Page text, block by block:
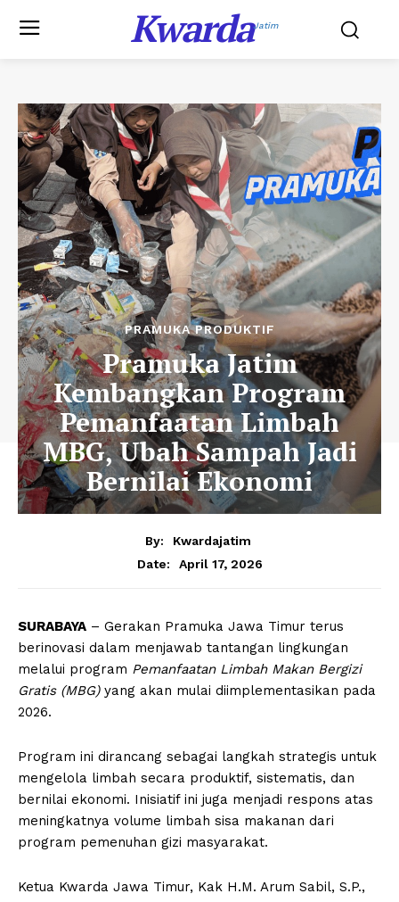
KwardaJatim
PRAMUKA PRODUKTIF
Pramuka Jatim
Kembangkan Program
Pemanfaatan Limbah
MBG, Ubah Sampah Jadi
Bernilai Ekonomi
By:
Kwardajatim
Date:
April 17, 2026
SURABAYA – Gerakan Pramuka Jawa Timur terus
berinovasi dalam menjawab tantangan lingkungan
melalui program Pemanfaatan Limbah Makan Bergizi
Gratis (MBG)yang akan mulai diimplementasikan pada
2026.
Program ini dirancang sebagai langkah strategis untuk
mengelola limbah secara produktif, sistematis, dan
bernilai ekonomi. Inisiatif ini juga menjadi respons atas
meningkatnya volume limbah sisa makanan dari
program pemenuhan gizi masyarakat.
Ketua Kwarda Jawa Timur, Kak H.M. Arum Sabil, S.P.,